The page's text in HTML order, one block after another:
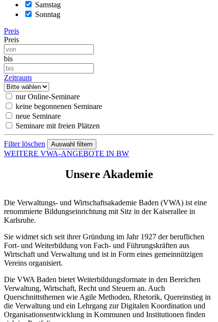
Samstag
Sonntag
Preis
Preis
bis
Zeitraum
nur Online-Seminare
keine begonnenen Seminare
neue Seminare
Seminare mit freien Plätzen
Filter löschen
WEITERE VWA-ANGEBOTE IN BW
Unsere Akademie
Die Verwaltungs- und Wirtschaftsakademie Baden (VWA) ist eine
renommierte Bildungseinrichtung mit Sitz in der Kaiserallee in
Karlsruhe.
Sie widmet sich seit ihrer Gründung im Jahr 1927 der beruflichen
Fort- und Weiterbildung von Fach- und Führungskräften aus
Wirtschaft und Verwaltung und ist in Form eines gemeinnützigen
Vereins organisiert.
Die VWA Baden bietet Weiterbildungsformate in den Bereichen
Verwaltung, Wirtschaft, Recht und Steuern an. Auch
Querschnittsthemen wie Agile Methoden, Rhetorik, Quereinstieg in
die Verwaltung und ein Lehrgang zur Digitalen Koordination und
Organisationsentwicklung in Kommunen und Institutionen finden